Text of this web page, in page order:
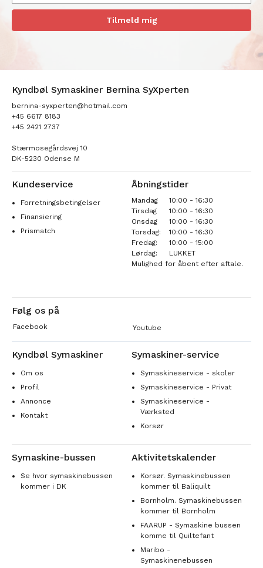
Tilmeld mig
Kyndbøl Symaskiner Bernina SyXperten
bernina-syxperten@hotmail.com
+45 6617 8183
+45 2421 2737
Stærmosegårdsvej 10
DK-5230 Odense M
Kundeservice
Forretningsbetingelser
Finansiering
Prismatch
Åbningstider
Mandag
10:00 - 16:30
Tirsdag
10:00 - 16:30
Onsdag
10:00 - 16:30
Torsdag:
10:00 - 16:30
Fredag:
10:00 - 15:00
Lørdag:
LUKKET
Mulighed for åbent efter aftale.
Følg os på
Facebook Youtube
Kyndbøl Symaskiner
Om os
Profil
Annonce
Kontakt
Symaskiner-service
Symaskineservice - skoler
Symaskineservice - Privat
Symaskineservice -
Værksted
Korsør
Symaskine-bussen
Se hvor symaskinebussen
kommer i DK
Aktivitetskalender
Korsør. Symaskinebussen
kommer til Baliquilt
Bornholm. Symaskinebussen
kommer til Bornholm
FAARUP - Symaskine bussen
komme til Quiltefant
Maribo -
Symaskinenebussen